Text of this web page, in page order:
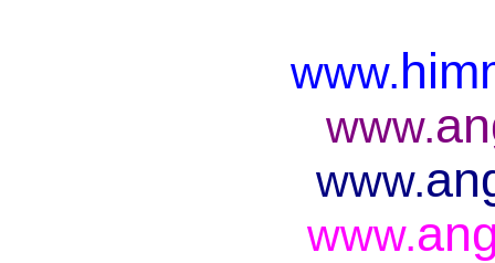
www.
www.
www.
www.